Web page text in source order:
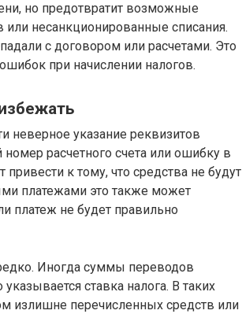
но предотвратит возможные
несанкционированные списания.
с договором или расчетами. Это
при начислении налогов.
неверное указание реквизитов
расчетного счета или ошибку в
к тому, что средства не будут
платежами это также может
платеж не будет правильно
Иногда суммы переводов
ставка налога. В таких
излишне перечисленных средств или